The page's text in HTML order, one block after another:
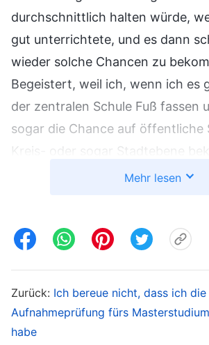
durchschnittlich halten würde,
gut unterrichtete, und es dann
wieder solche Chancen zu
Begeistert, weil ich, wenn ich es
der zentralen Schule Fuß fassen
sogar die Chance auf öffentliche
Kreis- oder sogar Stadtebene
Das wäre unglaublich
Aber am Tag der Stunde
Dennoch erhielt ich große
Schulleitung und den anderen
Mehr lesen
Zurück: Ich bereue nicht, dass ich die
Aufnahmeprüfung fürs
habe